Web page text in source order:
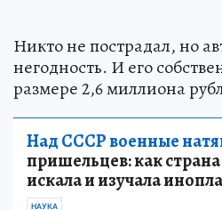
Никто не пострадал, но
негодность. И его
размере 2,6 миллиона
Над СССР военные
пришельцев: как страна
искала и изучала
НАУКА